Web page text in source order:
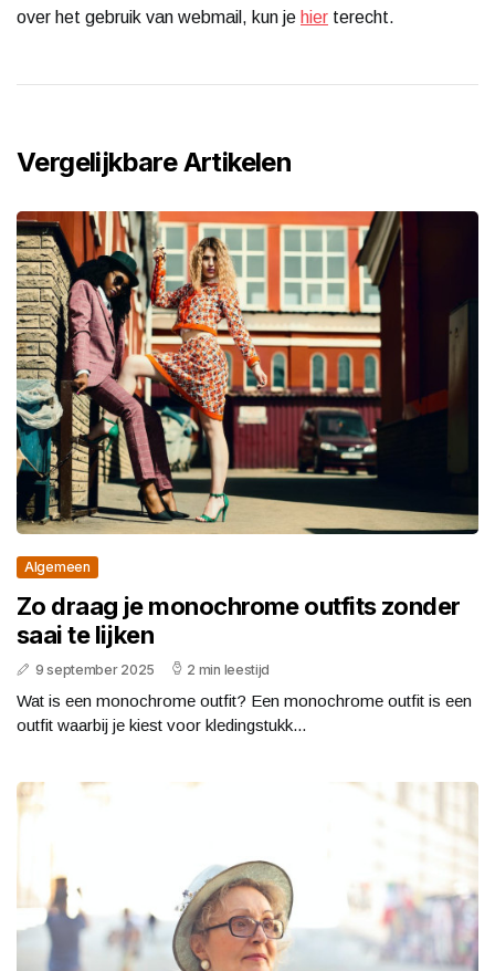
over het gebruik van webmail, kun je hier terecht.
Vergelijkbare Artikelen
Algemeen
Zo draag je monochrome outfits zonder
saai te lijken
9 september 2025 2 min leestijd
Wat is een monochrome outfit? Een monochrome outfit is een
outfit waarbij je kiest voor kledingstukk...